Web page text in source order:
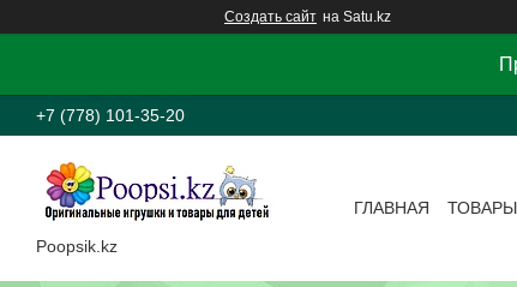
Создать сайт на Satu.kz
+7 (778) 101-35-20
Poopsik.kz
ГЛАВНАЯ ТОВАРЫ